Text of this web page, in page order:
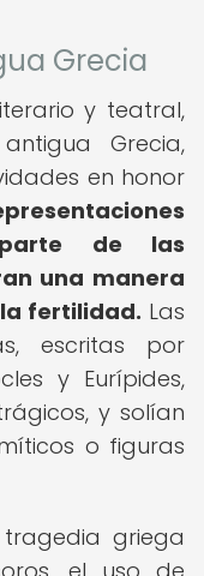
Grecia
y teatral,
Grecia,
en honor
parte de las
una manera
fertilidad. Las
escritas por
y Eurípides,
y solían
o figuras
griega